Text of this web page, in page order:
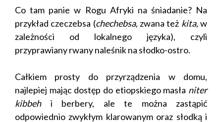
Co tam panie w Rogu Afryki na śniadanie? Na
przykład czeczebsa (chechebsa, zwana też kita,w
zależności od lokalnego języka), czyli
przyprawiany rwany naleśnik na słodko-ostro.
Całkiem prosty do przyrządzenia w domu,
najlepiej mając dostęp do etiopskiego masła niter
kibbehi berbery, ale te można zastąpić
odpowiednio zwykłym klarowanym oraz słodką i